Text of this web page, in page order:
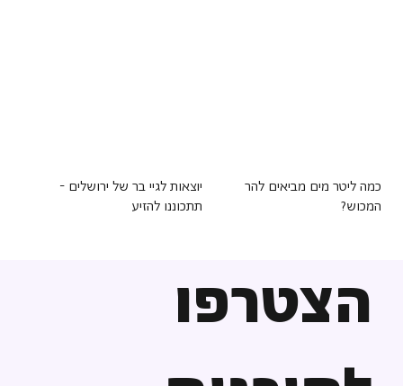
הצטרפו
כמה ליטר מים מביאים להר
המכוש?
יוצאות לגיי בר של ירושלים -
תתכוננו להזיע